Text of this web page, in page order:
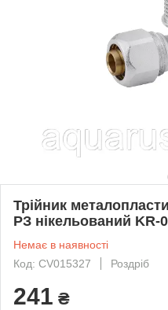
Трійник
РЗ нікельований KR-
Немає в наявності
Код: CV015327
Роздріб
241 ₴